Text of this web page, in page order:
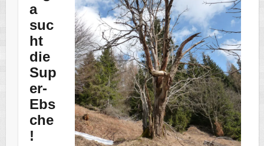
a
suc
ht
die
Sup
er-
Ebs
che
!